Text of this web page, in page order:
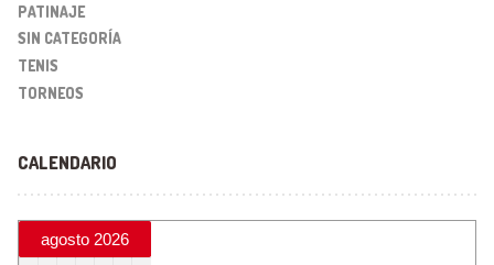
PATINAJE
SIN CATEGORÍA
TENIS
TORNEOS
CALENDARIO
agosto 2026